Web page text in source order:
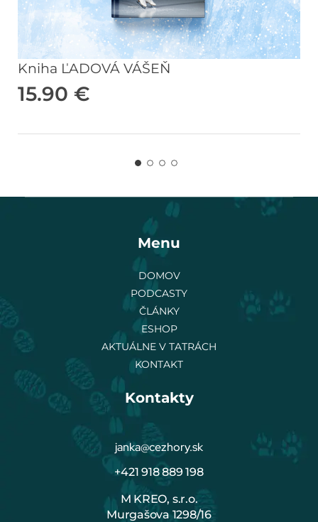
Kniha ĽADOVÁ VÁŠEŇ
15.90 €
Menu
DOMOV
PODCASTY
ČLÁNKY
ESHOP
AKTUÁLNE V TATRÁCH
KONTAKT
Kontakty
janka@cezhory.sk
+421 918 889 198
M KREO, s.r.o.
Murgašova 1298/16